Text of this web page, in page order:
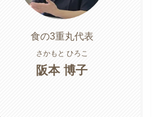
食の3重丸代表
さかもと ひろこ
阪本 博子